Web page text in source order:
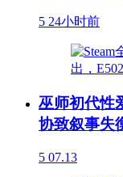
5 24小时前
巫师初代性
协致叙事失
5 07.13